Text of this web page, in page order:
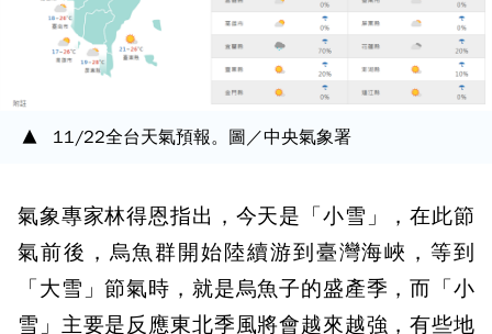
11/22全台天氣預報。圖／中央氣象署
氣象專家林得恩指出，今天是「小雪」，在此節
氣前後，烏魚群開始陸續游到臺灣海峽，等到
「大雪」節氣時，就是烏魚子的盛產季，而「小
雪」主要是反應東北季風將會越來越強，有些地